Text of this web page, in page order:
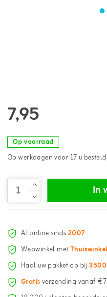
7,95
Op voorraad
Op werkdagen voor 17 u
In
Al online sinds2007
Webwinkel met
Haal uw pakket op bij
Gratisverzending vanaf